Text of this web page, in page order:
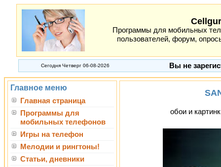
Программы для мобильных
пользователей, форум,
Сегодня Четверг 06-08-2026 Вы не
Главное меню
Главная страница
Программы для
мобильных телефонов
Игры на телефон
Мелодии и рингтоны!
Статьи, дневники
обои и